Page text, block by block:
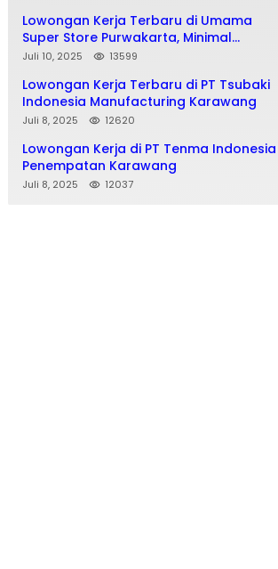
Lowongan Kerja Terbaru di Umama
Super Store Purwakarta, Minimal
Lulusan SMA SMK
Juli 10, 2025 13599
Lowongan Kerja Terbaru di PT Tsubaki
Indonesia Manufacturing Karawang
Juli 8, 2025 12620
Lowongan Kerja di PT Tenma Indonesia
Penempatan Karawang
Juli 8, 2025 12037